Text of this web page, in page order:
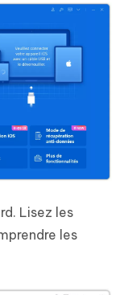
Lisez les
les